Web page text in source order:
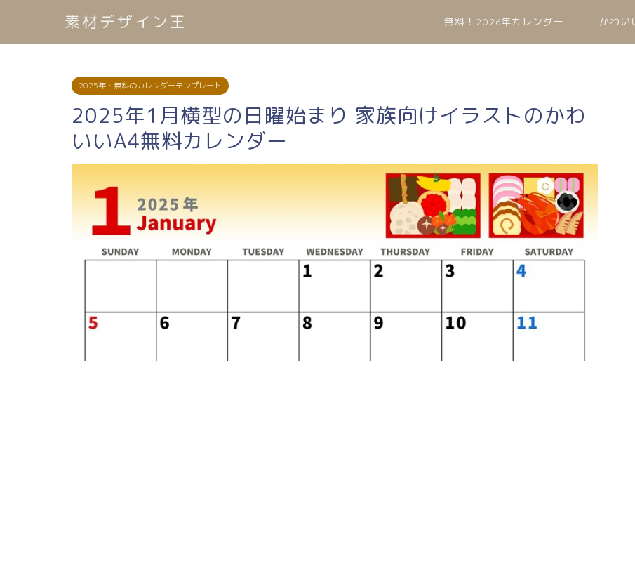
素材デザイン王 無料！2026年カレンダー かわい
2025年・無料のカレンダーテンプレート
2025年1月横型の日曜始まり 家族向けイラストのかわ
いいA4無料カレンダー